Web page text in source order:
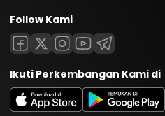
Follow Kami
Ikuti Perkembangan Kami di